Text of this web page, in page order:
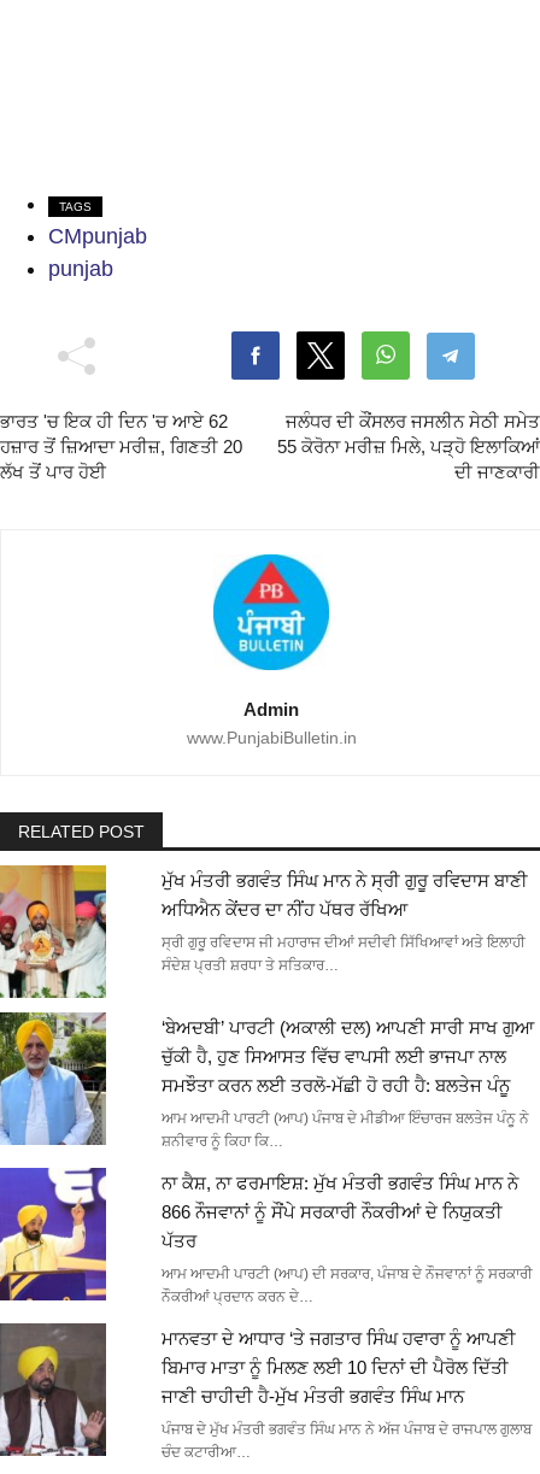
TAGS
CMpunjab
punjab
ਭਾਰਤ 'ਚ ਇਕ ਹੀ ਦਿਨ 'ਚ ਆਏ 62
ਹਜ਼ਾਰ ਤੋਂ ਜ਼ਿਆਦਾ ਮਰੀਜ਼, ਗਿਣਤੀ 20
ਲੱਖ ਤੋਂ ਪਾਰ ਹੋਈ
ਜਲੰਧਰ ਦੀ ਕੌਂਸਲਰ ਜਸਲੀਨ ਸੇਠੀ ਸਮੇਤ
55 ਕੋਰੋਨਾ ਮਰੀਜ਼ ਮਿਲੇ, ਪੜ੍ਹੋ ਇਲਾਕਿਆਂ
ਦੀ ਜਾਣਕਾਰੀ
Admin
www.PunjabiBulletin.in
RELATED POST
ਮੁੱਖ ਮੰਤਰੀ ਭਗਵੰਤ ਸਿੰਘ ਮਾਨ ਨੇ ਸ੍ਰੀ ਗੁਰੂ ਰਵਿਦਾਸ ਬਾਣੀ
ਅਧਿਐਨ ਕੇਂਦਰ ਦਾ ਨੀਂਹ ਪੱਥਰ ਰੱਖਿਆ
ਸ੍ਰੀ ਗੁਰੂ ਰਵਿਦਾਸ ਜੀ ਮਹਾਰਾਜ ਦੀਆਂ ਸਦੀਵੀ ਸਿੱਖਿਆਵਾਂ ਅਤੇ ਇਲਾਹੀ
ਸੰਦੇਸ਼ ਪ੍ਰਤੀ ਸ਼ਰਧਾ ਤੇ ਸਤਿਕਾਰ…
‘ਬੇਅਦਬੀ’ ਪਾਰਟੀ (ਅਕਾਲੀ ਦਲ) ਆਪਣੀ ਸਾਰੀ ਸਾਖ ਗੁਆ
ਚੁੱਕੀ ਹੈ, ਹੁਣ ਸਿਆਸਤ ਵਿੱਚ ਵਾਪਸੀ ਲਈ ਭਾਜਪਾ ਨਾਲ
ਸਮਝੌਤਾ ਕਰਨ ਲਈ ਤਰਲੋ-ਮੱਛੀ ਹੋ ਰਹੀ ਹੈ: ਬਲਤੇਜ ਪੰਨੂ
ਆਮ ਆਦਮੀ ਪਾਰਟੀ (ਆਪ) ਪੰਜਾਬ ਦੇ ਮੀਡੀਆ ਇੰਚਾਰਜ ਬਲਤੇਜ ਪੰਨੂ ਨੇ
ਸ਼ਨੀਵਾਰ ਨੂੰ ਕਿਹਾ ਕਿ…
ਨਾ ਕੈਸ਼, ਨਾ ਫਰਮਾਇਸ਼: ਮੁੱਖ ਮੰਤਰੀ ਭਗਵੰਤ ਸਿੰਘ ਮਾਨ ਨੇ
866 ਨੌਜਵਾਨਾਂ ਨੂੰ ਸੌਂਪੇ ਸਰਕਾਰੀ ਨੌਕਰੀਆਂ ਦੇ ਨਿਯੁਕਤੀ
ਪੱਤਰ
ਆਮ ਆਦਮੀ ਪਾਰਟੀ (ਆਪ) ਦੀ ਸਰਕਾਰ, ਪੰਜਾਬ ਦੇ ਨੌਜਵਾਨਾਂ ਨੂੰ ਸਰਕਾਰੀ
ਨੌਕਰੀਆਂ ਪ੍ਰਦਾਨ ਕਰਨ ਦੇ…
ਮਾਨਵਤਾ ਦੇ ਆਧਾਰ ‘ਤੇ ਜਗਤਾਰ ਸਿੰਘ ਹਵਾਰਾ ਨੂੰ ਆਪਣੀ
ਬਿਮਾਰ ਮਾਤਾ ਨੂੰ ਮਿਲਣ ਲਈ 10 ਦਿਨਾਂ ਦੀ ਪੈਰੋਲ ਦਿੱਤੀ
ਜਾਣੀ ਚਾਹੀਦੀ ਹੈ-ਮੁੱਖ ਮੰਤਰੀ ਭਗਵੰਤ ਸਿੰਘ ਮਾਨ
ਪੰਜਾਬ ਦੇ ਮੁੱਖ ਮੰਤਰੀ ਭਗਵੰਤ ਸਿੰਘ ਮਾਨ ਨੇ ਅੱਜ ਪੰਜਾਬ ਦੇ ਰਾਜਪਾਲ ਗੁਲਾਬ
ਚੰਦ ਕਟਾਰੀਆ…